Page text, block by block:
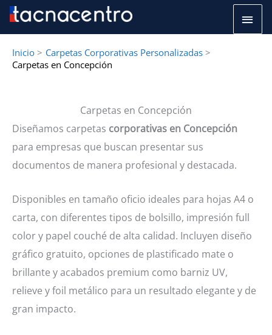
Inicio
Carpetas Corporativas Personalizadas
Carpetas en Concepción
Carpetas en Concepción
Diseñamos carpetas corporativas en Concepción
para empresas que buscan presentar sus
documentos de manera profesional y destacada.
Disponibles en tamaño oficio ideales para hojas A4 o
carta, con diferentes tipos de bolsillo, impresión full
color y papel couché de alta calidad. Incluyen diseño
gráfico gratuito, opciones de plastificado mate o
brillante y acabados premium como barniz UV,
relieve y foil metálico para un resultado elegante y de
gran impacto.